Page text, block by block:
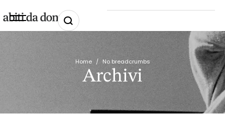
Home / No breadcrumbs
Archivi